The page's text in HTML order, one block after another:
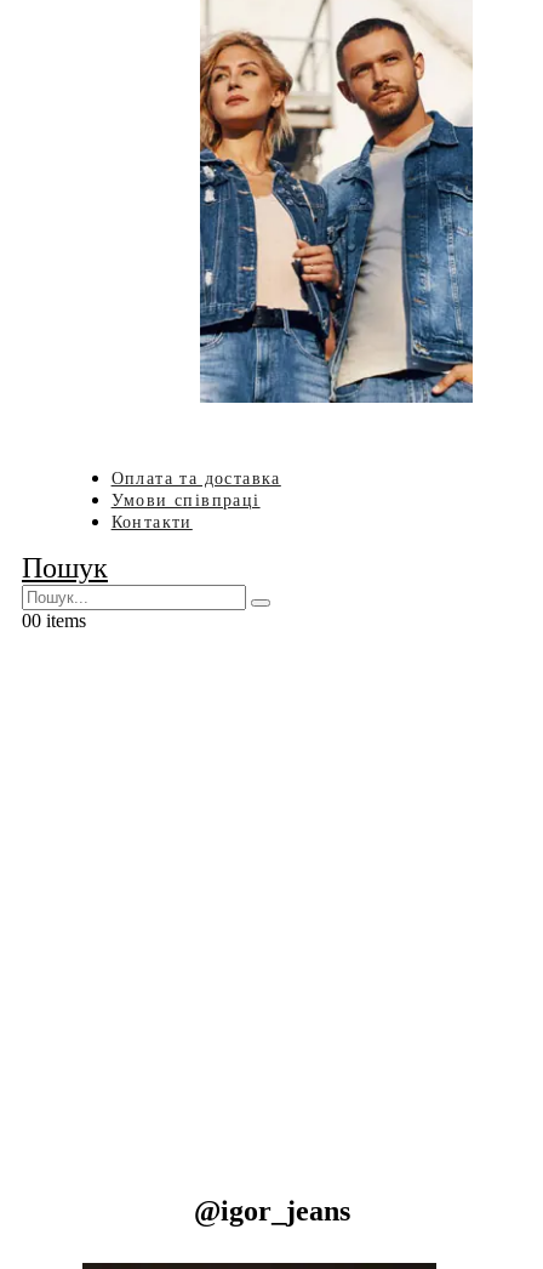
Оплата та доставка
Умови співпраці
Контакти
Пошук
00 items
@igor_jeans